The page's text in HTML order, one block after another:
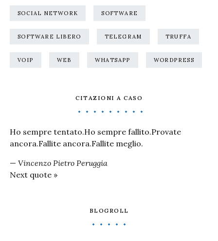
SOCIAL NETWORK SOFTWARE
SOFTWARE LIBERO TELEGRAM TRUFFA
VOIP WEB WHATSAPP WORDPRESS
CITAZIONI A CASO
Ho sempre tentato.Ho sempre fallito.Provate
ancora.Fallite ancora.Fallite meglio.
— Vincenzo Pietro Peruggia
Next quote »
BLOGROLL